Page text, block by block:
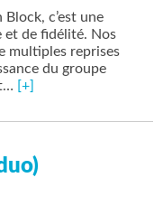
Block, c’est une
et de fidélité. Nos
multiples reprises
du groupe
[+]